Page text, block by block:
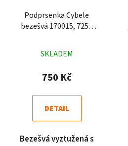
Podprsenka Cybele
bezešvá 170015, 7250
hodnocení
produktu
4,8
z
hvězdiček.
SKLADEM
750 Kč
DETAIL
Bezešvá vyztužená s